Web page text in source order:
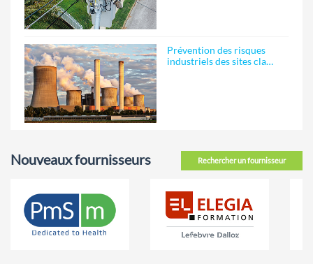
Prévention des risques
industriels des sites cla…
Rechercher un fournisseur
Nouveaux fournisseurs